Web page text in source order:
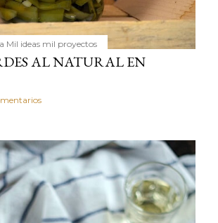
Mil ideas mil proyectos
AL NATURAL EN